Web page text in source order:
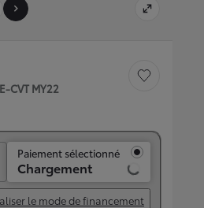
CVT MY22
Sauvegarder le
Paiement sélectionné
Chargement
le mode de financement